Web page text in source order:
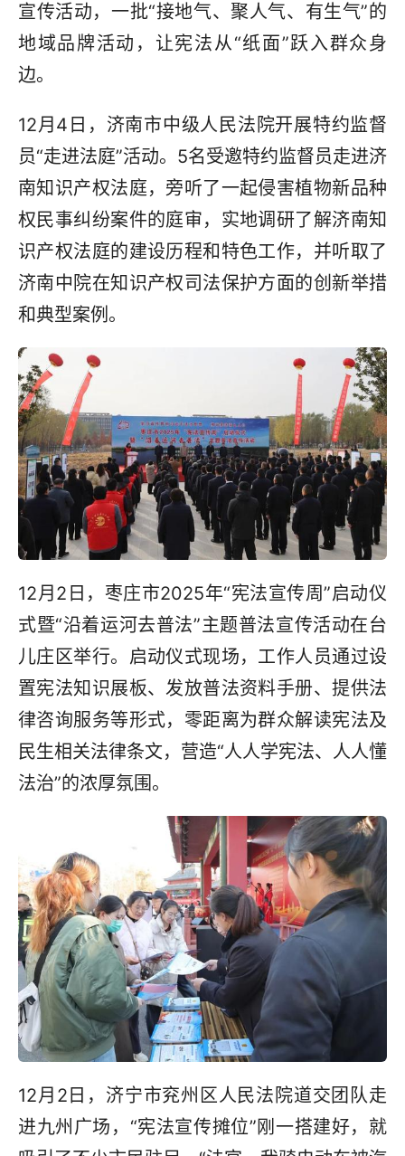
宣传活动，一批“接地气、聚人气、有生气”的
地域品牌活动，让宪法从“纸面”跃入群众身
边。
12月4日，济南市中级人民法院开展特约监督
员“走进法庭”活动。5名受邀特约监督员走进济
南知识产权法庭，旁听了一起侵害植物新品种
权民事纠纷案件的庭审，实地调研了解济南知
识产权法庭的建设历程和特色工作，并听取了
济南中院在知识产权司法保护方面的创新举措
和典型案例。
12月2日，枣庄市2025年“宪法宣传周”启动仪
式暨“沿着运河去普法”主题普法宣传活动在台
儿庄区举行。启动仪式现场，工作人员通过设
置宪法知识展板、发放普法资料手册、提供法
律咨询服务等形式，零距离为群众解读宪法及
民生相关法律条文，营造“人人学宪法、人人懂
法治”的浓厚氛围。
12月2日，济宁市兖州区人民法院道交团队走
进九州广场，“宪法宣传摊位”刚一搭建好，就